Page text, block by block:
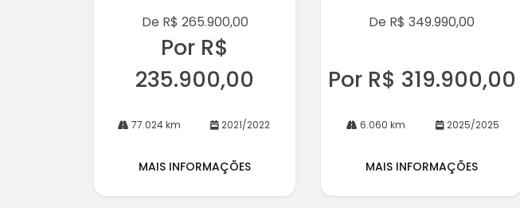
De R$ 265.900,00
Por R$
235.900,00
77.024 km 2021/2022
MAIS INFORMAÇÕES
De R$ 349.990,00
Por R$ 319.900,00
6.060 km 2025/2025
MAIS INFORMAÇÕES